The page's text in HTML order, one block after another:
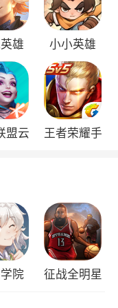
减伤10%，打
减少小技能冷
到目标不能，
个英雄憋塔下，
才好用，因为范
能减速，第三次
雄 小小英雄
盟云
王者荣耀手
院
征战全明星